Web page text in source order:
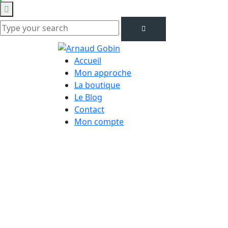
Accueil
Mon approche
La boutique
Le Blog
Contact
Mon compte